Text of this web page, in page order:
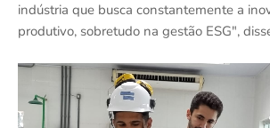
indústria que busca constantemente a
produtivo, sobretudo na gestão ESG",